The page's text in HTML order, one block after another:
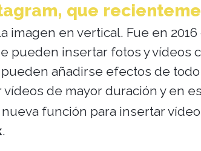
que
imagen en vertical. Fue en
pueden insertar fotos y vídeos
añadirse efectos de
vídeos de mayor duración y en
nueva función para insertar
.